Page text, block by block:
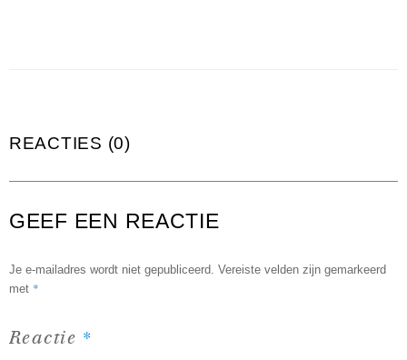
REACTIES (0)
GEEF EEN REACTIE
Je e-mailadres wordt niet gepubliceerd. Vereiste velden zijn gemarkeerd
met *
Reactie *